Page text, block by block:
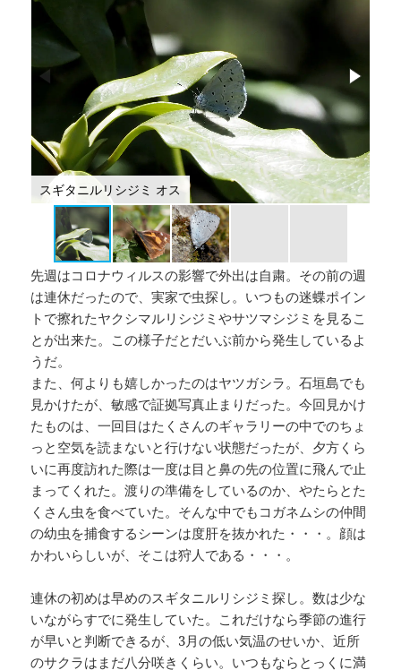
スギタニルリシジミ オス
先週はコロナウィルスの影響で外出は自粛。その前の週
は連休だったので、実家で虫探し。いつもの迷蝶ポイン
トで擦れたヤクシマルリシジミやサツマシジミを見るこ
とが出来た。この様子だとだいぶ前から発生しているよ
うだ。
また、何よりも嬉しかったのはヤツガシラ。石垣島でも
見かけたが、敏感で証拠写真止まりだった。今回見かけ
たものは、一回目はたくさんのギャラリーの中でのちょ
っと空気を読まないと行けない状態だったが、夕方くら
いに再度訪れた際は一度は目と鼻の先の位置に飛んで止
まってくれた。渡りの準備をしているのか、やたらとた
くさん虫を食べていた。そんな中でもコガネムシの仲間
の幼虫を捕食するシーンは度肝を抜かれた・・・。顔は
かわいらしいが、そこは狩人である・・・。
連休の初めは早めのスギタニルリシジミ探し。数は少な
いながらすでに発生していた。これだけなら季節の進行
が早いと判断できるが、3月の低い気温のせいか、近所
のサクラはまだ八分咲きくらい。いつもならとっくに満